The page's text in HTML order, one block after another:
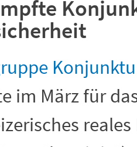
im März für